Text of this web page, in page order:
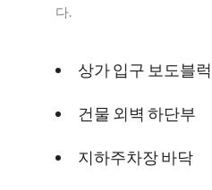
다.
상가 입구 보도블럭
건물 외벽 하단부
지하주차장 바닥